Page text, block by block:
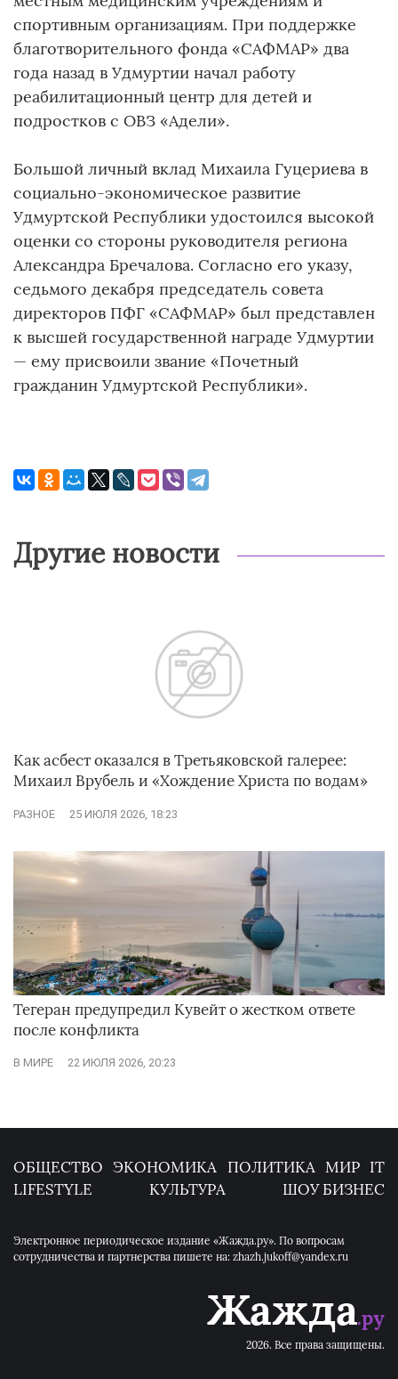
спортивным организациям. При поддержке
благотворительного фонда «САФМАР» два
года назад в Удмуртии начал работу
реабилитационный центр для детей и
подростков с ОВЗ «Адели».
Большой личный вклад Михаила Гуцериева в
социально-экономическое развитие
Удмуртской Республики удостоился высокой
оценки со стороны руководителя региона
Александра Бречалова. Согласно его указу,
седьмого декабря председатель совета
директоров ПФГ «САФМАР» был представлен
к высшей государственной награде Удмуртии
— ему присвоили звание «Почетный
гражданин Удмуртской Республики».
Другие новости
Как асбест оказался в Третьяковской галерее:
Михаил Врубель и «Хождение Христа по водам»
РАЗНОЕ 25 ИЮЛЯ 2026, 18:23
Тегеран предупредил Кувейт о жестком ответе
после конфликта
В МИРЕ 22 ИЮЛЯ 2026, 20:23
ОБЩЕСТВО ЭКОНОМИКА ПОЛИТИКА МИР IT
LIFESTYLE
КУЛЬТУРА ШОУ БИЗНЕС
Электронное периодическое издание «Жажда.ру». По вопросам
сотрудничества и партнерства пишете на: zhazh.jukoff@yandex.ru
2026. Все права защищены.